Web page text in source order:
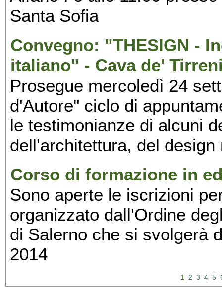
Santa Sofia
Convegno: "THESIGN -
italiano" - Cava de'
Prosegue mercoledì 24
d'Autore" ciclo di
le testimonianze di alcuni
dell'architettura, del
Corso di formazione in
Sono aperte le iscrizioni
organizzato dall'Ordine
di Salerno che si svolgerà
2014
1 2 3 4 5